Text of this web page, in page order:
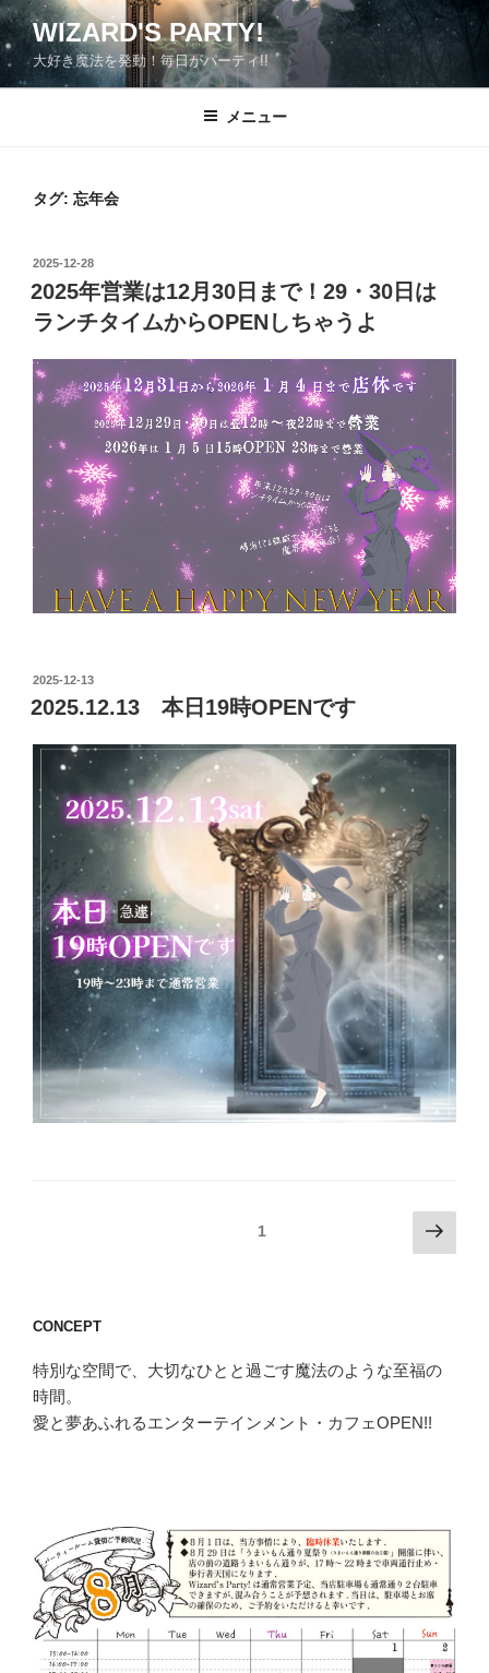
コ
ン
テ
ン
WIZARD'S PARTY!
大好き魔法を発動！毎日がパーティ!!
メニュー
タグ: 忘年会
投
稿
日:
2025-12-28
2025年営業は12月30日まで！29・30日は
ランチタイムからOPENしちゃうよ
投
稿
日:
2025-12-13
2025.12.13 本日19時OPENです
ペ
ジ
送
1
次
の
CONCEPT
特別な空間で、大切なひとと過ごす魔法のような至福の
時間。
愛と夢あふれるエンターテインメント・カフェOPEN!!